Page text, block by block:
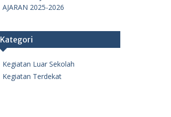
AJARAN 2025-2026
Kategori
Kegiatan Luar Sekolah
Kegiatan Terdekat